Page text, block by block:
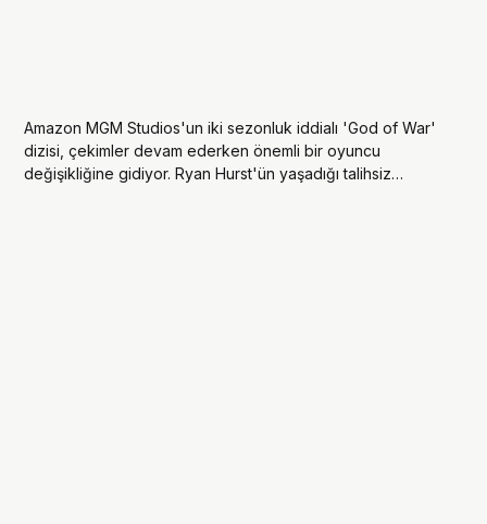
Amazon MGM Studios'un iki sezonluk iddialı 'God of War'
dizisi, çekimler devam ederken önemli bir oyuncu
değişikliğine gidiyor. Ryan Hurst'ün yaşadığı talihsiz